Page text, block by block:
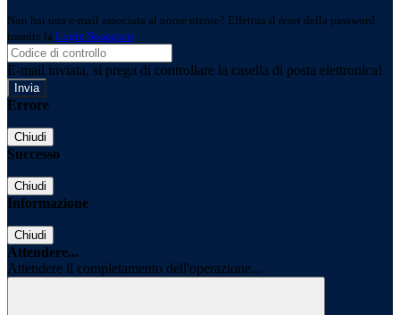
Non hai una e-mail associata al nome utente? Effettua il reset della password
tramite la Login Spaggiari
E-mail inviata, si prega di controllare la casella di posta elettronica!
Errore
Chiudi
Successo
Chiudi
Informazione
Chiudi
Attendere...
Attendere il completamento dell'operazione...